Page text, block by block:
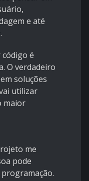
e até
é
O verdadeiro
soluções
utilizar
maior
me
pode